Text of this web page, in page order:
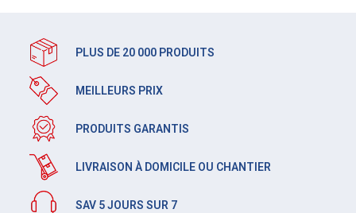
PLUS DE 20 000 PRODUITS
MEILLEURS PRIX
PRODUITS GARANTIS
LIVRAISON À DOMICILE OU CHANTIER
SAV 5 JOURS SUR 7